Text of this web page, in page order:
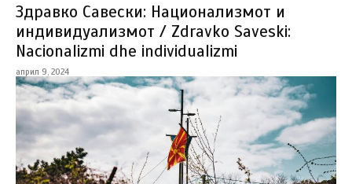
Здравко Савески: Национализмот и
индивидуализмот / Zdravko Saveski:
Nacionalizmi dhe individualizmi
април 9, 2024